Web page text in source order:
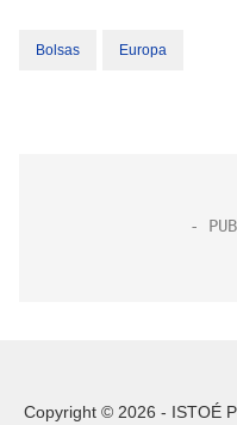
Bolsas Europa
Copyright © 2026 - ISTOÉ